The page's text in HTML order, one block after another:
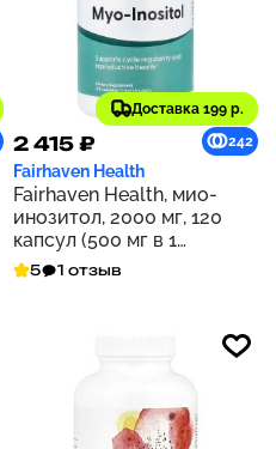
Доставка 199 р.
2 415 ₽ 242
Fairhaven Health
Fairhaven Health, мио-
инозитол, 2000 мг, 120
капсул (500 мг в 1
капсуле)
5 1 отзыв